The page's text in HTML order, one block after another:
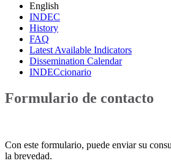
English
INDEC
History
FAQ
Latest Available Indicators
Dissemination Calendar
INDECcionario
Formulario de contacto
Con este formulario, puede enviar su
la brevedad.